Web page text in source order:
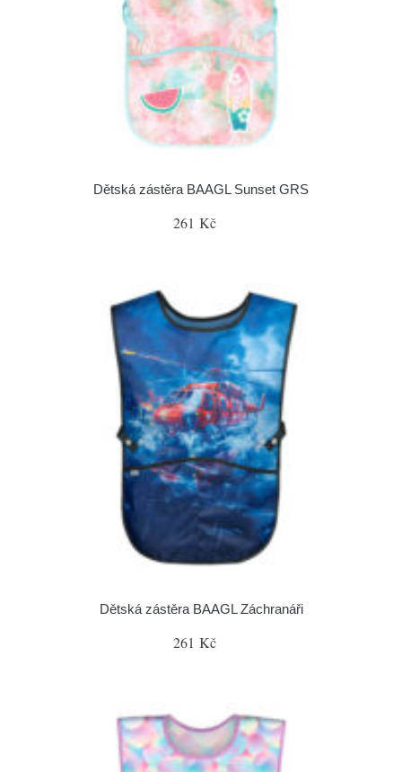
Dětská zástěra BAAGL Sunset GRS
261 Kč
Dětská zástěra BAAGL Záchranáři
261 Kč